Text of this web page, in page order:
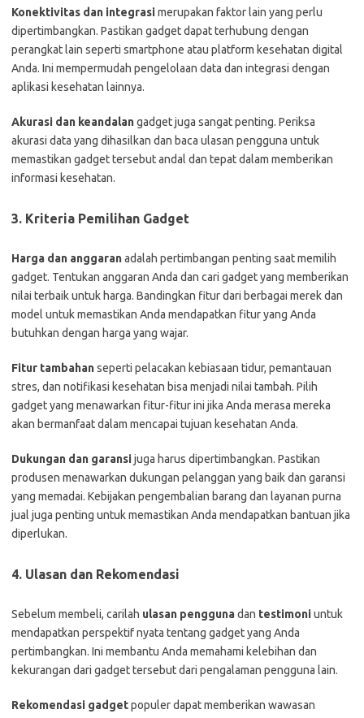
Konektivitas dan integrasimerupakan faktor lain yang perlu
dipertimbangkan. Pastikan gadget dapat terhubung dengan
perangkat lain seperti smartphone atau platform kesehatan digital
Anda. Ini mempermudah pengelolaan data dan integrasi dengan
aplikasi kesehatan lainnya.
Akurasi dan keandalangadget juga sangat penting. Periksa
akurasi data yang dihasilkan dan baca ulasan pengguna untuk
memastikan gadget tersebut andal dan tepat dalam memberikan
informasi kesehatan.
3. Kriteria Pemilihan Gadget
Harga dan anggaranadalah pertimbangan penting saat memilih
gadget. Tentukan anggaran Anda dan cari gadget yang memberikan
nilai terbaik untuk harga. Bandingkan fitur dari berbagai merek dan
model untuk memastikan Anda mendapatkan fitur yang Anda
butuhkan dengan harga yang wajar.
Fitur tambahanseperti pelacakan kebiasaan tidur, pemantauan
stres, dan notifikasi kesehatan bisa menjadi nilai tambah. Pilih
gadget yang menawarkan fitur-fitur ini jika Anda merasa mereka
akan bermanfaat dalam mencapai tujuan kesehatan Anda.
Dukungan dan garansijuga harus dipertimbangkan. Pastikan
produsen menawarkan dukungan pelanggan yang baik dan garansi
yang memadai. Kebijakan pengembalian barang dan layanan purna
jual juga penting untuk memastikan Anda mendapatkan bantuan jika
diperlukan.
4. Ulasan dan Rekomendasi
Sebelum membeli, carilah ulasan penggunadan testimoniuntuk
mendapatkan perspektif nyata tentang gadget yang Anda
pertimbangkan. Ini membantu Anda memahami kelebihan dan
kekurangan dari gadget tersebut dari pengalaman pengguna lain.
Rekomendasi gadgetpopuler dapat memberikan wawasan